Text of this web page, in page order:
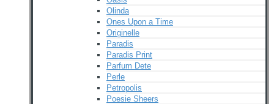
Olinda
Ones Upon a Time
Originelle
Paradis
Paradis Print
Parfum Dete
Perle
Petropolis
Poesie Sheers